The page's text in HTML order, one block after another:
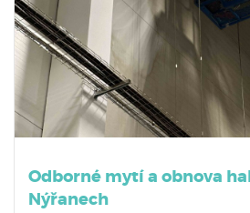
Odborné mytí a obnova
Nýřanech